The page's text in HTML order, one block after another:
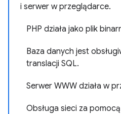
i serwer w przeglądarce.
PHP działa jako plik
Baza danych jest
translacji SQL.
Serwer WWW działa w
Obsługa sieci za